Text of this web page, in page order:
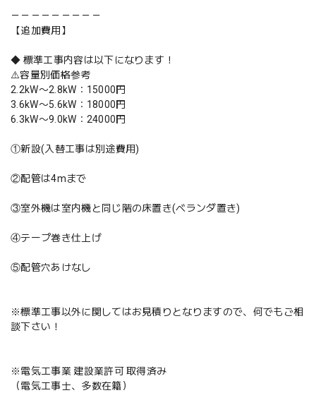
－－－－－－－－－
【追加費用】
◆ 標準工事内容は以下になります！
⚠️容量別価格参考
2.2kW〜2.8kW：15000円
3.6kW〜5.6kW：18000円
6.3kW〜9.0kW：24000円
①新設(入替工事は別途費用)
②配管は4mまで
③室外機は室内機と同じ階の床置き(ベランダ置き)
④テープ巻き仕上げ
⑤配管穴あけなし
※標準工事以外に関してはお見積りとなりますので、何でもご相
談下さい！
※電気工事業 建設業許可 取得済み
（電気工事士、多数在籍）